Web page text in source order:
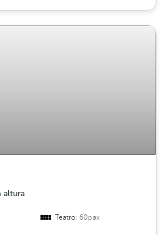
altura
Teatro:60pax